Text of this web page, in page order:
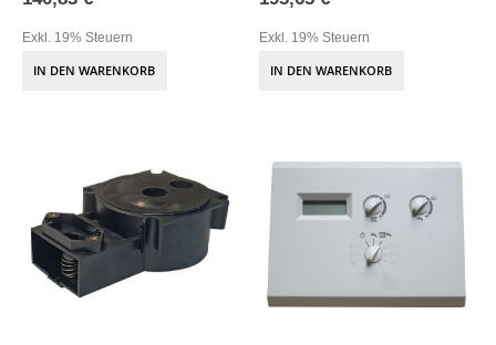
Exkl. 19% Steuern
IN DEN WARENKORB
Exkl. 19% Steuern
IN DEN WARENKORB